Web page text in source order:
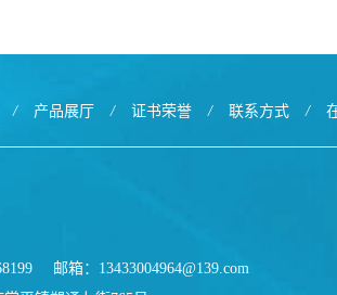
/ 产品展厅 / 证书荣誉 / 联系方式 /
邮箱： 13433004964@139.com